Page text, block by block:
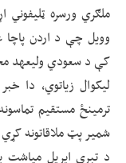
ملګري ورسره
وویل چې د اردن پاچا
کې د سعودي ولیعهد
لیکوال زیاتوي، دا
ترمینځ مستقیم
شمیر پټ ملاقاتونه